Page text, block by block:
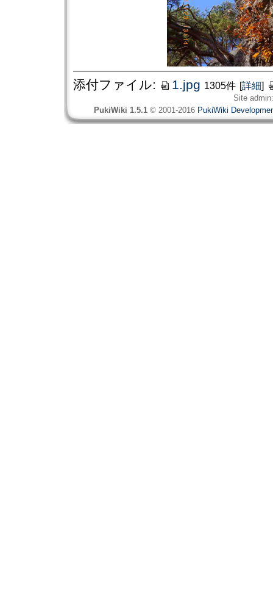
添付ファイル: 1.jpg 1305件 [詳細]
Site
PukiWiki 1.5.1 © 2001-2016 PukiWiki